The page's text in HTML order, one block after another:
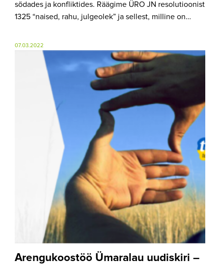
sõdades ja konfliktides. Räägime ÜRO JN resolutioonist
1325 “naised, rahu, julgeolek” ja sellest, milline on…
07.03.2022
Arengukoostöö Ümaralau uudiskiri –